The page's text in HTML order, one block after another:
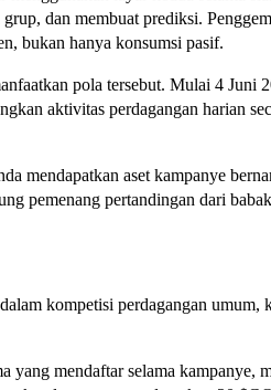
dan membuat prediksi.
bukan hanya konsumsi pasif.
pola tersebut. Mulai 4 Juni
aktivitas perdagangan harian
mendapatkan aset kampanye
pemenang pertandingan dari
kompetisi perdagangan umum,
yang mendaftar selama kampanye,